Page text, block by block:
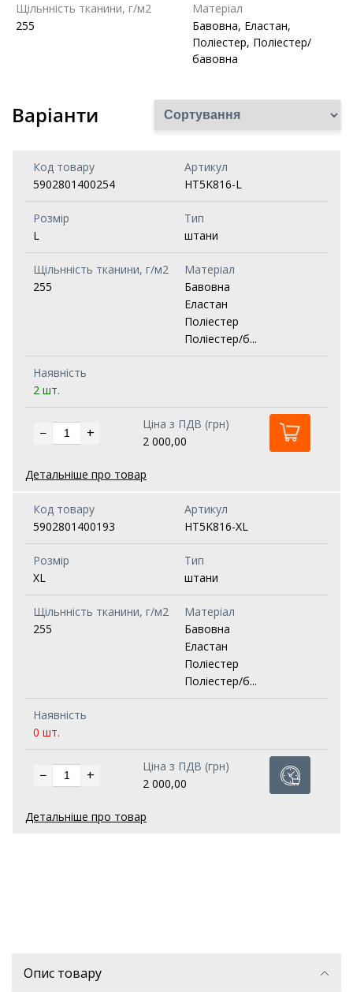
Щільнність тканини, г/м2
255
Матеріал
Бавовна, Еластан,
Поліестер, Поліестер/
бавовна
Варіанти
Код товару
5902801400254
Артикул
HT5K816-L
Розмір
L
Тип
штани
Щільнність тканини, г/м2
255
Матеріал
Бавовна
Еластан
Поліестер
Поліестер/б...
Наявність
2 шт.
− +
Ціна з ПДВ (грн)
2 000,00
Детальніше про товар
Код товару
5902801400193
Артикул
HT5K816-XL
Розмір
XL
Тип
штани
Щільнність тканини, г/м2
255
Матеріал
Бавовна
Еластан
Поліестер
Поліестер/б...
Наявність
0 шт.
− +
Ціна з ПДВ (грн)
2 000,00
Детальніше про товар
Опис товару